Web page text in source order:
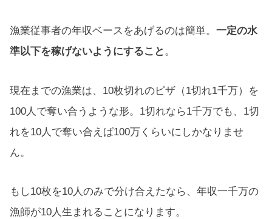
漁業従事者の年収ベースをあげるのは簡単。 一定の水
準以下を稼げないようにすること 。
現在までの漁業は、10枚切れのピザ（1切れ1千万）を
100人で奪い合うような形。1切れなら1千万でも、1切
れを10人で奪い合えば100万くらいにしかなりませ
ん。
もし10枚を10人のみで分け合えたなら、年収一千万の
漁師が10人生まれることになります。